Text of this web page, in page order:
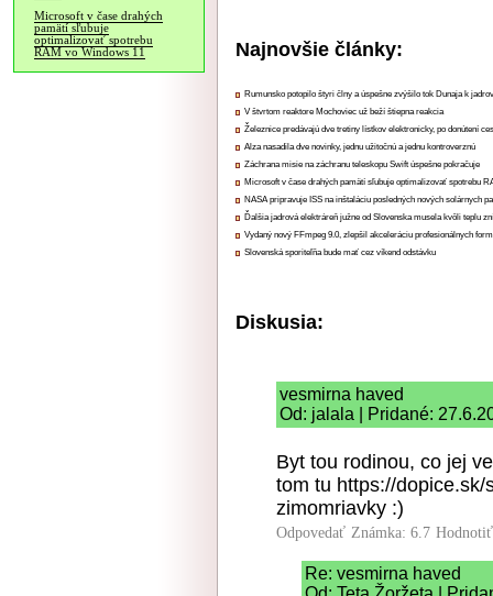
Microsoft v čase drahých
pamätí sľubuje
optimalizovať spotrebu
RAM vo Windows 11
Najnovšie články:
Rumunsko potopilo štyri člny a úspešne zvýšilo tok Dunaja k
V štvrtom reaktore Mochoviec už beží štiepna reakcia
Železnice predávajú dve tretiny lístkov elektronicky, po donútení
Alza nasadila dve novinky, jednu užitočnú a jednu kontroverznú
Záchrana misie na záchranu teleskopu Swift úspešne pokračuje
Microsoft v čase drahých pamätí sľubuje optimalizovať spotrebu
NASA pripravuje ISS na inštaláciu posledných nových solárnych
Ďalšia jadrová elektráreň južne od Slovenska musela kvôli teplu
Vydaný nový FFmpeg 9.0, zlepšil akceleráciu profesionálnych
Slovenská sporiteľňa bude mať cez víkend odstávku
Diskusia:
vesmirna haved
Od: jalala | Pridané:
Byt tou rodinou, co jej
tom tu https://
zimomriavky :)
Odpovedať Známka: 6.7
Re: vesmirna haved